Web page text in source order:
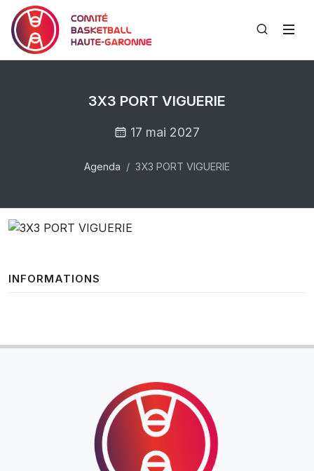
3X3 PORT VIGUERIE
17 mai 2027
Agenda 3X3 PORT VIGUERIE
INFORMATIONS